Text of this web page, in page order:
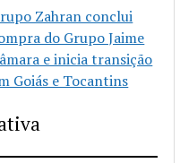
Zahran conclui
do Grupo Jaime
e inicia transição
Goiás e Tocantins